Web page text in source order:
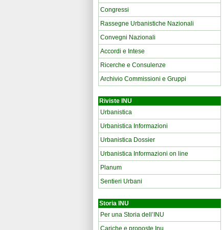
Congressi
Rassegne Urbanistiche Nazionali
Convegni Nazionali
Accordi e Intese
Ricerche e Consulenze
Archivio Commissioni e Gruppi
Riviste INU
Urbanistica
Urbanistica Informazioni
Urbanistica Dossier
Urbanistica Informazioni on line
Planum
Sentieri Urbani
Storia INU
Per una Storia dell’INU
Cariche e proposte Inu